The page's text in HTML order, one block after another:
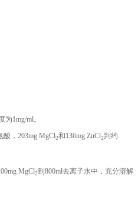
为1mg/ml。
酸， 203mg MgCl2和136mg ZnCl2到约
MgCl2到 800ml去离子水中，充分溶解